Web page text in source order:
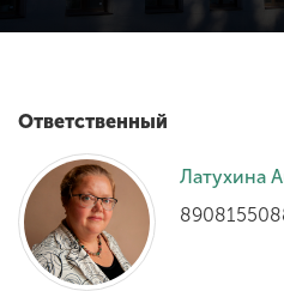
Другие виды
Сведения об
образовательной
организации
Ответственный
Латухина